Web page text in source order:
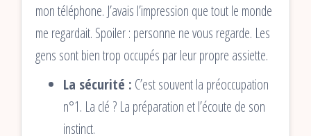
mon téléphone. J’avais l’impression que tout le monde
me regardait. Spoiler : personne ne vous regarde. Les
gens sont bien trop occupés par leur propre assiette.
La sécurité : C’est souvent la préoccupation
n°1. La clé ? La préparation et l’écoute de son
instinct.